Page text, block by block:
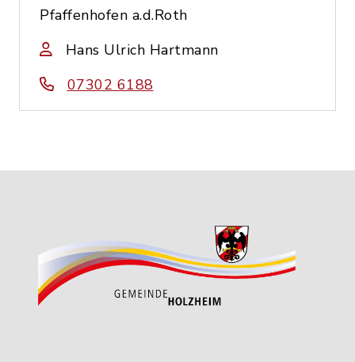
Pfaffenhofen a.d.Roth
Hans Ulrich Hartmann
07302 6188